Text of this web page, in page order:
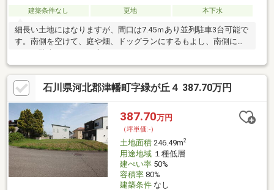
建築条件なし 更地 本下水
細長い土地にはなりますが、間口は7.45ｍあり並列駐車3台可能で
す。南側を空けて、庭や畑、ドッグランにするもよし、南側につ
石川県河北郡津幡町字緑が丘４ 387.70万円
387.70万円
（坪単価:-）
土地面積246.49m2
用途地域１種低層
建ぺい率50%
容積率80%
建築条件なし